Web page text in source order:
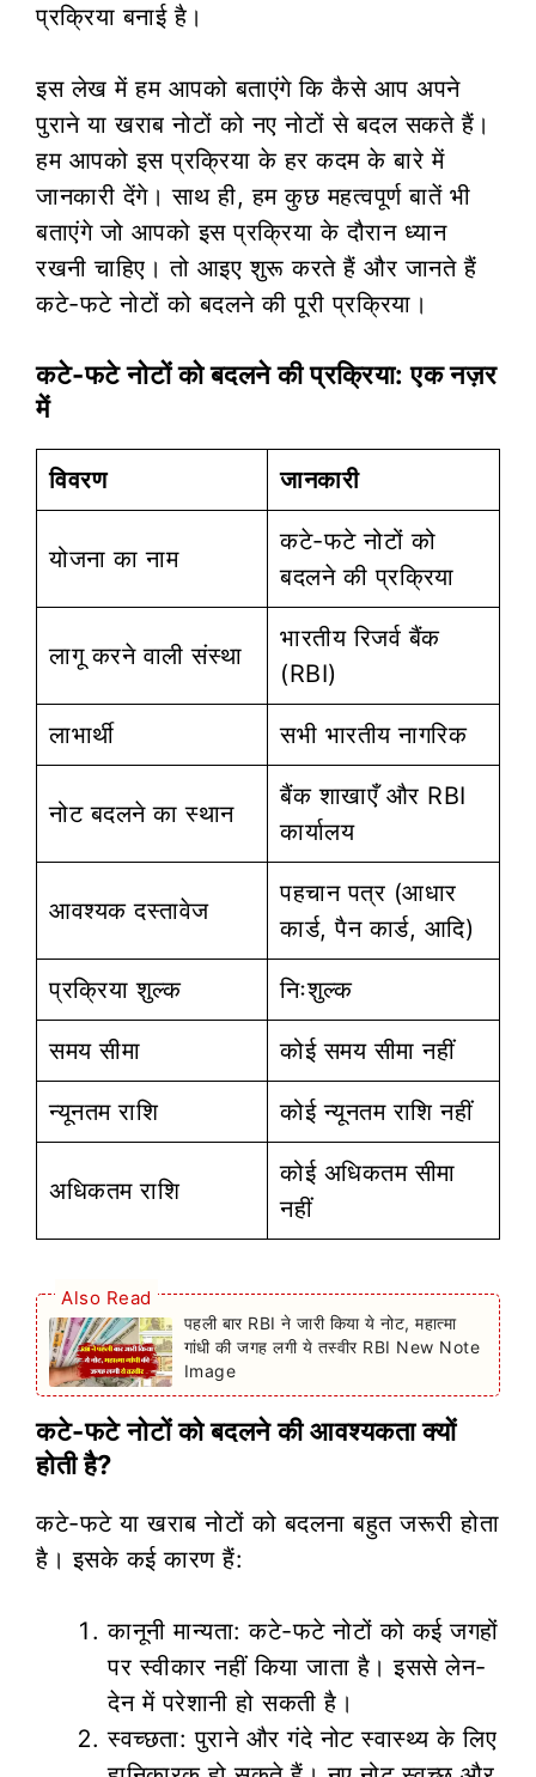
प्रक्रिया बनाई है।
इस लेख में हम आपको बताएंगे कि कैसे आप अपने
पुराने या खराब नोटों को नए नोटों से बदल सकते हैं।
हम आपको इस प्रक्रिया के हर कदम के बारे में
जानकारी देंगे। साथ ही, हम कुछ महत्वपूर्ण बातें भी
बताएंगे जो आपको इस प्रक्रिया के दौरान ध्यान
रखनी चाहिए। तो आइए शुरू करते हैं और जानते हैं
कटे-फटे नोटों को बदलने की पूरी प्रक्रिया।
कटे-फटे नोटों को बदलने की प्रक्रिया: एक नज़र
में
विवरण जानकारी
योजना का नाम
कटे-फटे नोटों को
बदलने की प्रक्रिया
लागू करने वाली संस्था
भारतीय रिजर्व बैंक
(RBI)
लाभार्थी सभी भारतीय नागरिक
नोट बदलने का स्थान
बैंक शाखाएँ और RBI
कार्यालय
आवश्यक दस्तावेज
पहचान पत्र (आधार
कार्ड, पैन कार्ड, आदि)
प्रक्रिया शुल्क निःशुल्क
समय सीमा कोई समय सीमा नहीं
न्यूनतम राशि कोई न्यूनतम राशि नहीं
अधिकतम राशि
कोई अधिकतम सीमा
नहीं
Also Read
पहली बार RBI ने जारी किया ये नोट, महात्मा
गांधी की जगह लगी ये तस्वीर RBI New Note
Image
कटे-फटे नोटों को बदलने की आवश्यकता क्यों
होती है?
कटे-फटे या खराब नोटों को बदलना बहुत जरूरी होता
है। इसके कई कारण हैं:
कानूनी मान्यता: कटे-फटे नोटों को कई जगहों
पर स्वीकार नहीं किया जाता है। इससे लेन-
देन में परेशानी हो सकती है।
स्वच्छता: पुराने और गंदे नोट स्वास्थ्य के लिए